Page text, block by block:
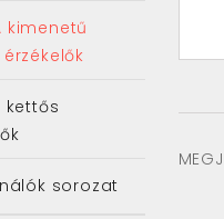
kimenetű
kettős
sorozat